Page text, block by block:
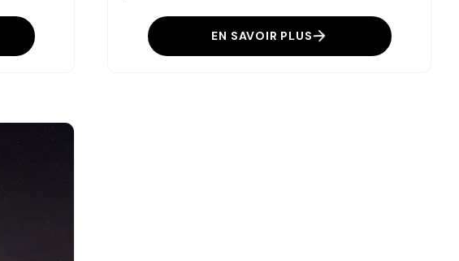
EN SAVOIR PLUS